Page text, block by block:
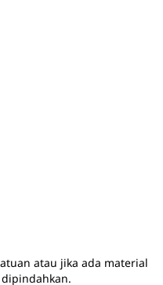
atau jika ada material